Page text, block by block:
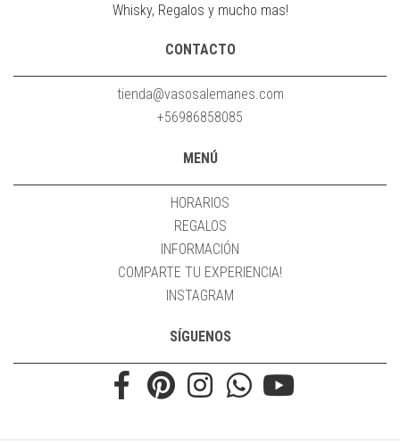
Whisky, Regalos y mucho mas!
CONTACTO
tienda@vasosalemanes.com
+56986858085
MENÚ
HORARIOS
REGALOS
INFORMACIÓN
COMPARTE TU EXPERIENCIA!
INSTAGRAM
SÍGUENOS